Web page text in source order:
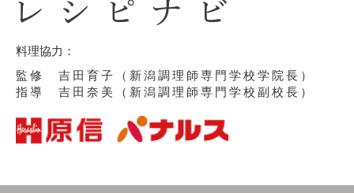
料理協力：
監修 吉田育子（新潟調理師専門学校学院長）
指導 吉田奈美（新潟調理師専門学校副校長）